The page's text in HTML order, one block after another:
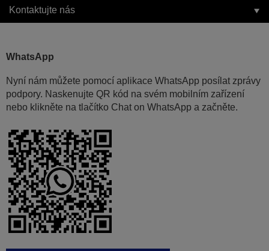
Kontaktujte nás
WhatsApp
Nyní nám můžete pomocí aplikace WhatsApp posílat zprávy
podpory. Naskenujte QR kód na svém mobilním zařízení
nebo klikněte na tlačítko Chat on WhatsApp a začněte.